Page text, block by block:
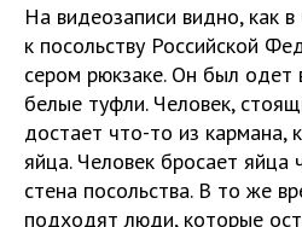
На видеозаписи видно, как
к посольству Российской
сером рюкзаке. Он был
белые туфли. Человек,
достает что-то из кармана,
яйца. Человек бросает яйца
стена посольства. В то же
подходят люди, которые